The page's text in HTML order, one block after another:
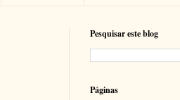
Pesquisar este blog
Páginas